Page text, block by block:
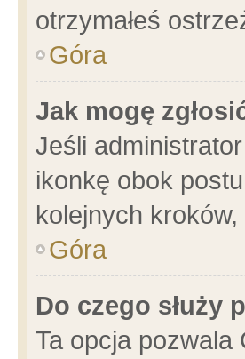
otrzymałeś
Góra
Jak mogę
Jeśli
ikonkę obok
kolejnych
Góra
Do czego służy
Ta opcja pozwala